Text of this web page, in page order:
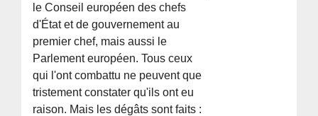
le Conseil européen des chefs
d'État et de gouvernement au
premier chef, mais aussi le
Parlement européen. Tous ceux
qui l'ont combattu ne peuvent que
tristement constater qu'ils ont eu
raison. Mais les dégâts sont faits :